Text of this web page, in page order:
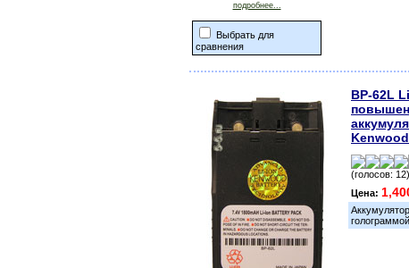
подробнее...
Выбрать для
сравнения
BP-62L
(голосов: 12)
Цена: